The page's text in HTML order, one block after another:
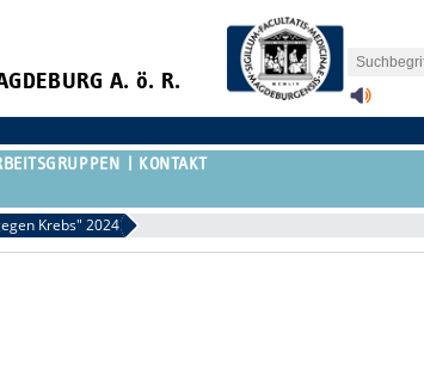
A. ö. R.
KONTAKT
Krebs" 2024